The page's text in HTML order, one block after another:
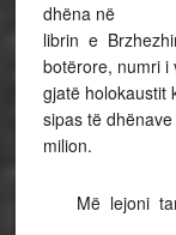
dhëna në
librin e
botërore, numri i
gjatë holokaustit
sipas të
milion.
Më lejoni